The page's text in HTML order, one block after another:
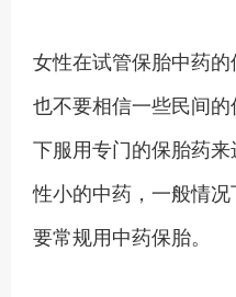
女性在试管保胎中药的
也不要相信一些民间
下服用专门的保胎药
性小的中药，一般情
要常规用中药保胎。